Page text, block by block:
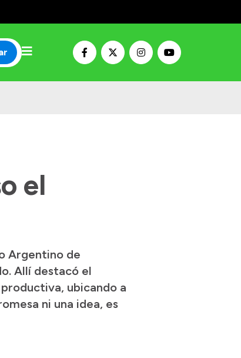
el
Argentino de
Allí destacó el
ubicando a
ni una idea, es